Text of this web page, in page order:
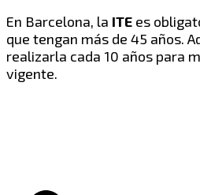
En Barcelona, la ITE es
que tengan más de 45 años.
realizarla cada 10 años para
vigente.